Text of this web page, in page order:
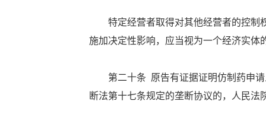
特定经营者取得对其他经营者的控制权
施加决定性影响，应当视为一个经济实体
第二十条 原告有证据证明仿制药申请
断法第十七条规定的垄断协议的，人民法